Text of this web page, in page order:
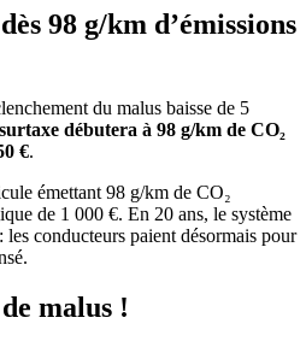
98 g/km d’émissions
du malus baisse de 5
débutera à 98 g/km de CO₂
€.
émettant 98 g/km de CO₂
de 1 000 €. En 20 ans, le système
les conducteurs paient désormais pour
malus !